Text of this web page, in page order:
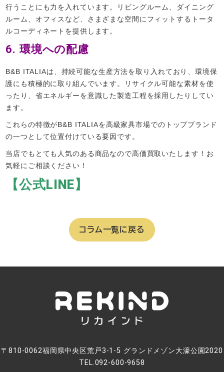
行うことにも力を入れています。リビングルーム、ダイニング
ルーム、オフィスなど、さまざまな空間にフィットするトータ
ルコーディネートを提供します。
6.環境への配慮
B&B ITALIAは、持続可能な生産方法を取り入れており、環境保
護にも積極的に取り組んでいます。リサイクル可能な素材を使
ったり、省エネルギーを意識した製造工程を採用したりしてい
ます。
これらの特徴がB&B ITALIAを高級家具市場でのトップブランド
の一つとして位置付けている要因です。
当店でもとても人気のある商品なので高価買取いたします！お
気軽にご相談ください！
【公式LINE】
コラム一覧に戻る
〒810-0062福岡県中央区荒戸3-1-5 グランドメゾン大濠公園2020
TEL.092-600-9658